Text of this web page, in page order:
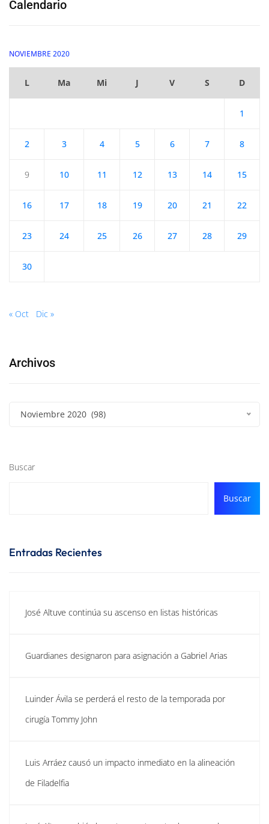
Calendario
NOVIEMBRE 2020
L Ma Mi J V S D
1
2 3 4 5 6 7 8
9 10 11 12 13 14 15
16 17 18 19 20 21 22
23 24 25 26 27 28 29
30
« Oct Dic »
Archivos
Noviembre 2020 (98)
Buscar
Buscar
Entradas Recientes
José Altuve continúa su ascenso en listas históricas
Guardianes designaron para asignación a Gabriel Arias
Luinder Ávila se perderá el resto de la temporada por
cirugía Tommy John
Luis Arráez causó un impacto inmediato en la alineación
de Filadelfia